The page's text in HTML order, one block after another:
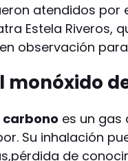
atendidos por
Estela Riveros,
observación
monóxido
carbono es un gas
Su inhalación
de